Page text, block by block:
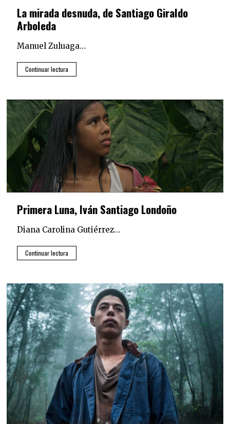
La mirada desnuda, de Santiago Giraldo
Arboleda
Manuel Zuluaga…
Continuar lectura
Primera Luna, Iván Santiago Londoño
Diana Carolina Gutiérrez…
Continuar lectura